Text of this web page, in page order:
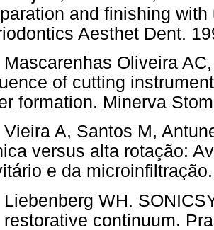
and finishing
Aesthet Dent.
Mascarenhas Oliveira
of cutting
formation. Minerva
Vieira A, Santos M,
versus alta rotação:
e da
Liebenberg WH.
restorative continuum.